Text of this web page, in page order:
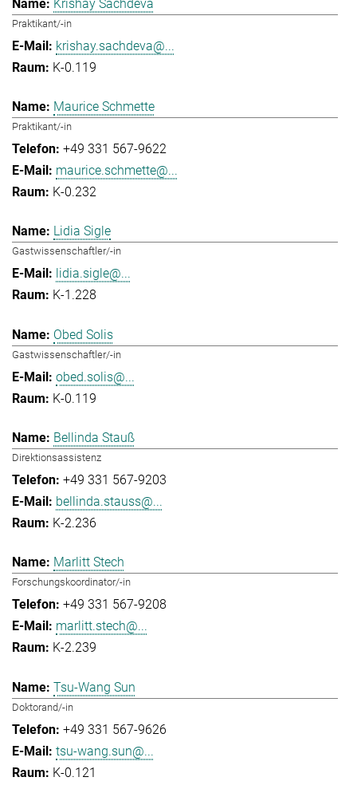
Krishay Sachdeva
Praktikant/-in
krishay.sachdeva@...
K-0.119
Maurice Schmette
Praktikant/-in
+49 331 567-9622
maurice.schmette@...
K-0.232
Lidia Sigle
Gastwissenschaftler/-in
lidia.sigle@...
K-1.228
Obed Solis
Gastwissenschaftler/-in
obed.solis@...
K-0.119
Bellinda Stauß
Direktionsassistenz
+49 331 567-9203
bellinda.stauss@...
K-2.236
Marlitt Stech
Forschungskoordinator/-in
+49 331 567-9208
marlitt.stech@...
K-2.239
Tsu-Wang Sun
Doktorand/-in
+49 331 567-9626
tsu-wang.sun@...
K-0.121